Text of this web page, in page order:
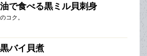
油で食べる黒ミル貝刺身
コク。
バイ貝煮